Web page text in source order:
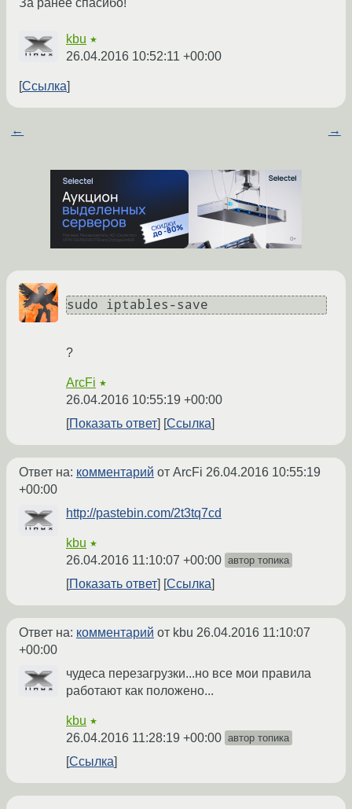
За ранее спасибо!
kbu ★
26.04.2016 10:52:11 +00:00
Ссылка
← →
?
ArcFi ★
26.04.2016 10:55:19 +00:00
Показать ответ
Ссылка
Ответ на: комментарий от ArcFi 26.04.2016 10:55:19
+00:00
http://pastebin.com/2t3tq7cd
kbu ★
26.04.2016 11:10:07 +00:00 автор топика
Показать ответ Ссылка
Ответ на: комментарий от kbu 26.04.2016 11:10:07
+00:00
чудеса перезагрузки...но все мои правила
работают как положено...
kbu ★
26.04.2016 11:28:19 +00:00 автор топика
Ссылка